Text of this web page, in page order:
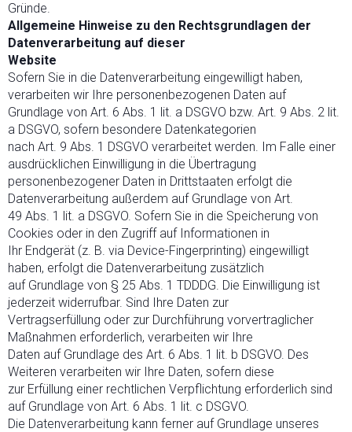
Gründe.
Allgemeine Hinweise zu den Rechtsgrundlagen der
Datenverarbeitung auf dieser
Website
Sofern Sie in die Datenverarbeitung eingewilligt haben,
verarbeiten wir Ihre personenbezogenen Daten auf
Grundlage von Art. 6 Abs. 1 lit. a DSGVO bzw. Art. 9 Abs. 2 lit.
a DSGVO, sofern besondere Datenkategorien
nach Art. 9 Abs. 1 DSGVO verarbeitet werden. Im Falle einer
ausdrücklichen Einwilligung in die Übertragung
personenbezogener Daten in Drittstaaten erfolgt die
Datenverarbeitung außerdem auf Grundlage von Art.
49 Abs. 1 lit. a DSGVO. Sofern Sie in die Speicherung von
Cookies oder in den Zugriff auf Informationen in
Ihr Endgerät (z. B. via Device-Fingerprinting) eingewilligt
haben, erfolgt die Datenverarbeitung zusätzlich
auf Grundlage von § 25 Abs. 1 TDDDG. Die Einwilligung ist
jederzeit widerrufbar. Sind Ihre Daten zur
Vertragserfüllung oder zur Durchführung vorvertraglicher
Maßnahmen erforderlich, verarbeiten wir Ihre
Daten auf Grundlage des Art. 6 Abs. 1 lit. b DSGVO. Des
Weiteren verarbeiten wir Ihre Daten, sofern diese
zur Erfüllung einer rechtlichen Verpflichtung erforderlich sind
auf Grundlage von Art. 6 Abs. 1 lit. c DSGVO.
Die Datenverarbeitung kann ferner auf Grundlage unseres